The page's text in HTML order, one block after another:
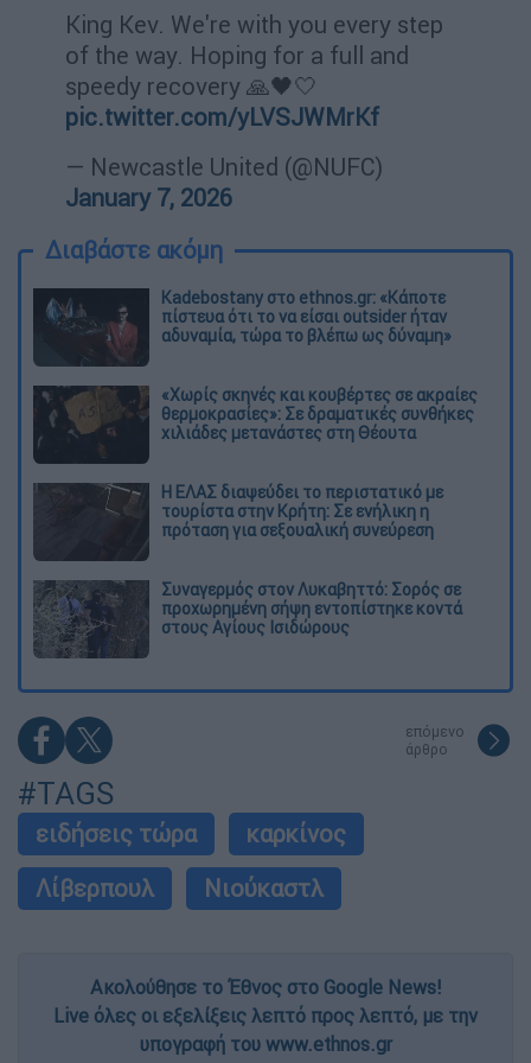
King Kev. We're with you every step
of the way. Hoping for a full and
speedy recovery 🙏🖤🤍
pic.twitter.com/yLVSJWMrKf
— Newcastle United (@NUFC)
January 7, 2026
Διαβάστε ακόμη
Kadebostany στο ethnos.gr: «Κάποτε
πίστευα ότι το να είσαι outsider ήταν
αδυναμία, τώρα το βλέπω ως δύναμη»
«Χωρίς σκηνές και κουβέρτες σε ακραίες
θερμοκρασίες»: Σε δραματικές συνθήκες
χιλιάδες μετανάστες στη Θέουτα
Η ΕΛΑΣ διαψεύδει το περιστατικό με
τουρίστα στην Κρήτη: Σε ενήλικη η
πρόταση για σεξουαλική συνεύρεση
Συναγερμός στον Λυκαβηττό: Σορός σε
προχωρημένη σήψη εντοπίστηκε κοντά
στους Αγίους Ισιδώρους
επόμενο
άρθρο
#TAGS
ειδήσεις τώρα
καρκίνος
Λίβερπουλ
Νιούκαστλ
Ακολούθησε το Έθνος στο Google News!
Live όλες οι εξελίξεις λεπτό προς λεπτό, με την
υπογραφή του www.ethnos.gr